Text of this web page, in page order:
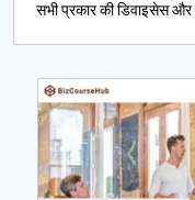
सभी प्रकार की डिवाइसेस